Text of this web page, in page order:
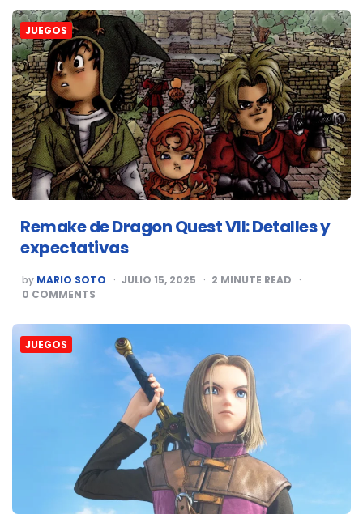
JUEGOS
Remake de Dragon Quest VII: Detalles y
expectativas
POSTED
BY
by MARIO SOTO JULIO 15, 2025 2 MINUTE READ
0 COMMENTS
JUEGOS